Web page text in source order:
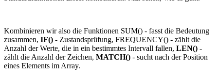
Kombinieren wir also die Funktionen SUM() - fasst die Bedeutung
zusammen, IF() - Zustandsprüfung, FREQUENCY() - zählt die
Anzahl der Werte, die in ein bestimmtes Intervall fallen, LEN() -
zählt die Anzahl der Zeichen, MATCH() - sucht nach der Position
eines Elements im Array.